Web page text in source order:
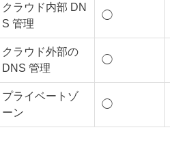
クラウド内部 DN
S 管理
◯
クラウド外部の
DNS 管理
◯
プライベートゾ
ーン
◯